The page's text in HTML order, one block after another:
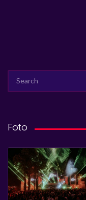
FOR:
Foto